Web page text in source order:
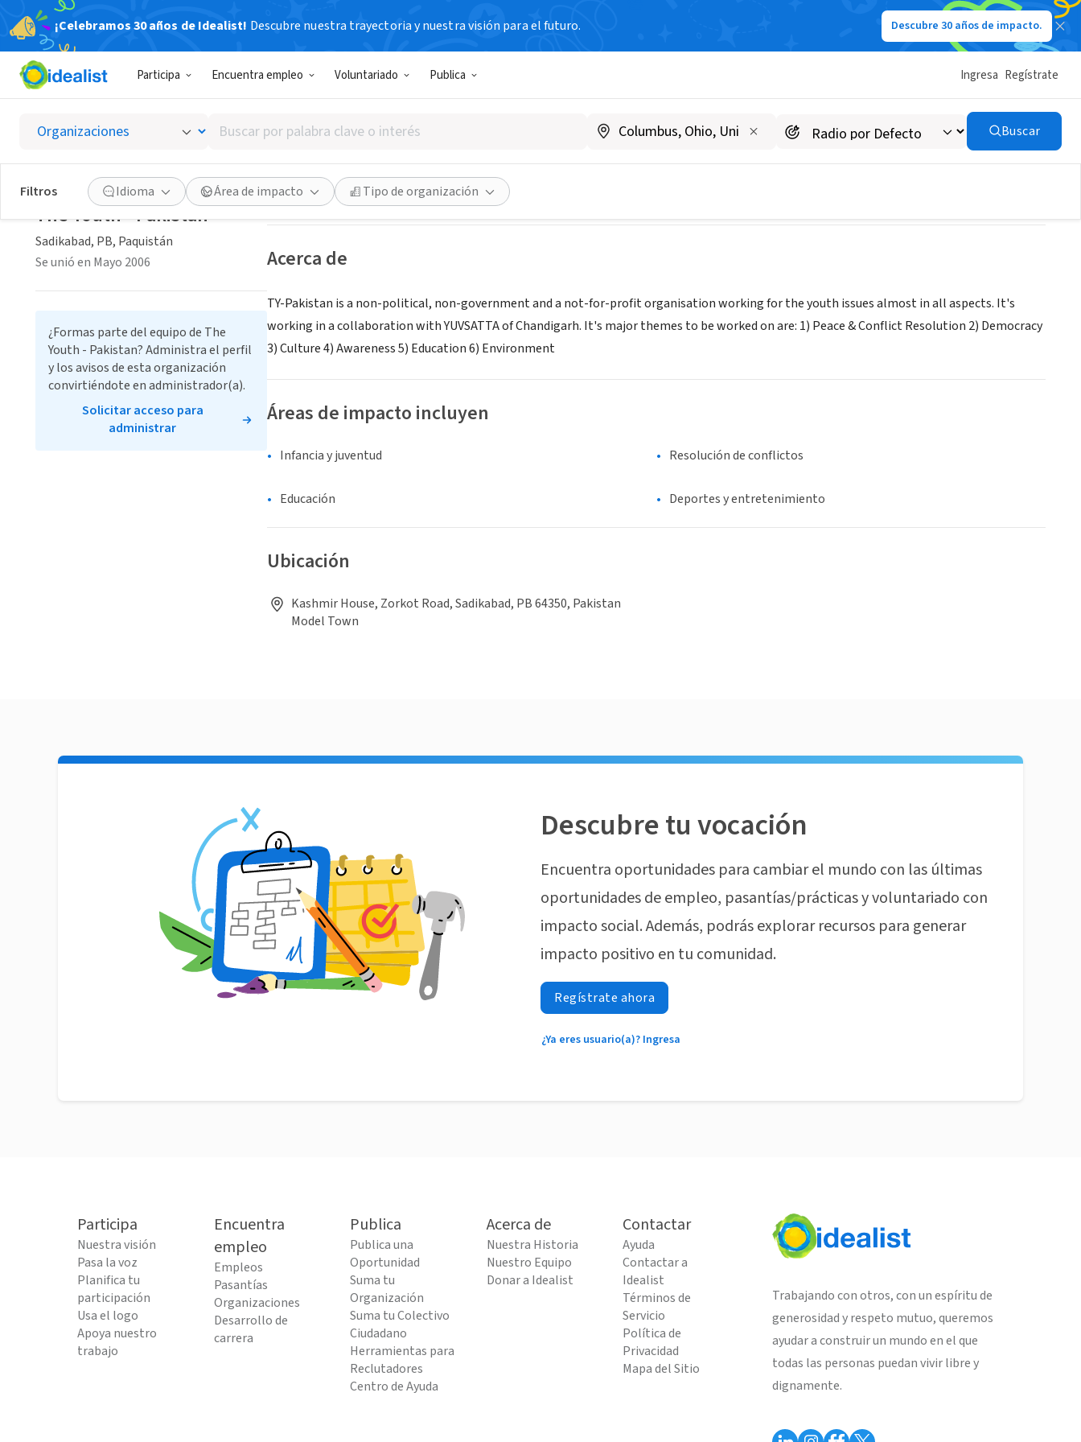
¡Celebramos 30 años de Idealist! Descubre nuestra trayectoria y nuestra visión para el futuro. Descubre 30 años de impacto.
Participa Encuentra empleo Voluntariado Publica Ingresa Regístrate
Buscar
por
palabra
clave
o
interés
Buscar
Filtros Idioma Área de impacto Tipo de organización
The Youth - Pakistan
Sadikabad, PB, Paquistán www.yuvsatta.org/
Guardar Compartir
Acerca de
TY-Pakistan is a non-political, non-government and a not-for-profit organisation working for the youth issues almost in all aspects. It's
working in a collaboration with YUVSATTA of Chandigarh. It's major themes to be worked on are: 1) Peace & Conflict Resolution 2) Democracy
3) Culture 4) Awareness 5) Education 6) Environment
Áreas de impacto incluyen
Infancia y juventud Resolución de conflictos
Educación Deportes y entretenimiento
Ubicación
Kashmir House, Zorkot Road, Sadikabad, PB 64350, Pakistan
Model Town
The Youth - Pakistan
Sadikabad, PB, Paquistán
Se unió en Mayo 2006
¿Formas parte del equipo de The
Youth - Pakistan? Administra el perfil
y los avisos de esta organización
convirtiéndote en administrador(a).
Solicitar acceso para
administrar
Descubre tu vocación
Encuentra oportunidades para cambiar el mundo con las últimas
oportunidades de empleo, pasantías/prácticas y voluntariado con
impacto social. Además, podrás explorar recursos para generar
impacto positivo en tu comunidad.
Regístrate ahora
¿Ya eres usuario(a)? Ingresa
Participa
Nuestra visión
Pasa la voz
Planifica tu
participación
Usa el logo
Apoya nuestro
trabajo
Encuentra
empleo
Empleos
Pasantías
Organizaciones
Desarrollo de
carrera
Publica
Publica una
Oportunidad
Suma tu
Organización
Suma tu Colectivo
Ciudadano
Herramientas para
Reclutadores
Centro de Ayuda
Acerca de
Nuestra Historia
Nuestro Equipo
Donar a Idealist
Contactar
Ayuda
Contactar a
Idealist
Términos de
Servicio
Política de
Privacidad
Mapa del Sitio
Trabajando con otros, con un espíritu de
generosidad y respeto mutuo, queremos
ayudar a construir un mundo en el que
todas las personas puedan vivir libre y
dignamente.